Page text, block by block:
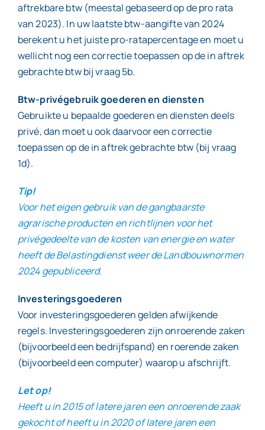
aftrekbare btw (meestal gebaseerd op de pro rata
van 2023). In uw laatste btw-aangifte van 2024
berekent u het juiste pro-ratapercentage en moet u
wellicht nog een correctie toepassen op de in aftrek
gebrachte btw bij vraag 5b.
Btw-privégebruik goederen en diensten
Gebruikte u bepaalde goederen en diensten deels
privé, dan moet u ook daarvoor een correctie
toepassen op de in aftrek gebrachte btw (bij vraag
1d).
Tip!
Voor het eigen gebruik van de gangbaarste
agrarische producten en richtlijnen voor het
privégedeelte van de kosten van energie en water
heeft de Belastingdienst weer de Landbouwnormen
2024 gepubliceerd.
Investeringsgoederen
Voor investeringsgoederen gelden afwijkende
regels. Investeringsgoederen zijn onroerende zaken
(bijvoorbeeld een bedrijfspand) en roerende zaken
(bijvoorbeeld een computer) waarop u afschrijft.
Let op!
Heeft u in 2015 of latere jaren een onroerende zaak
gekocht of heeft u in 2020 of latere jaren een